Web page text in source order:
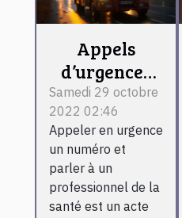
Appels
d’urgences
médicales à
Bordeaux
Samedi 29 octobre
2022 02:46
Appeler en urgence
un numéro et
parler à un
professionnel de la
santé est un acte